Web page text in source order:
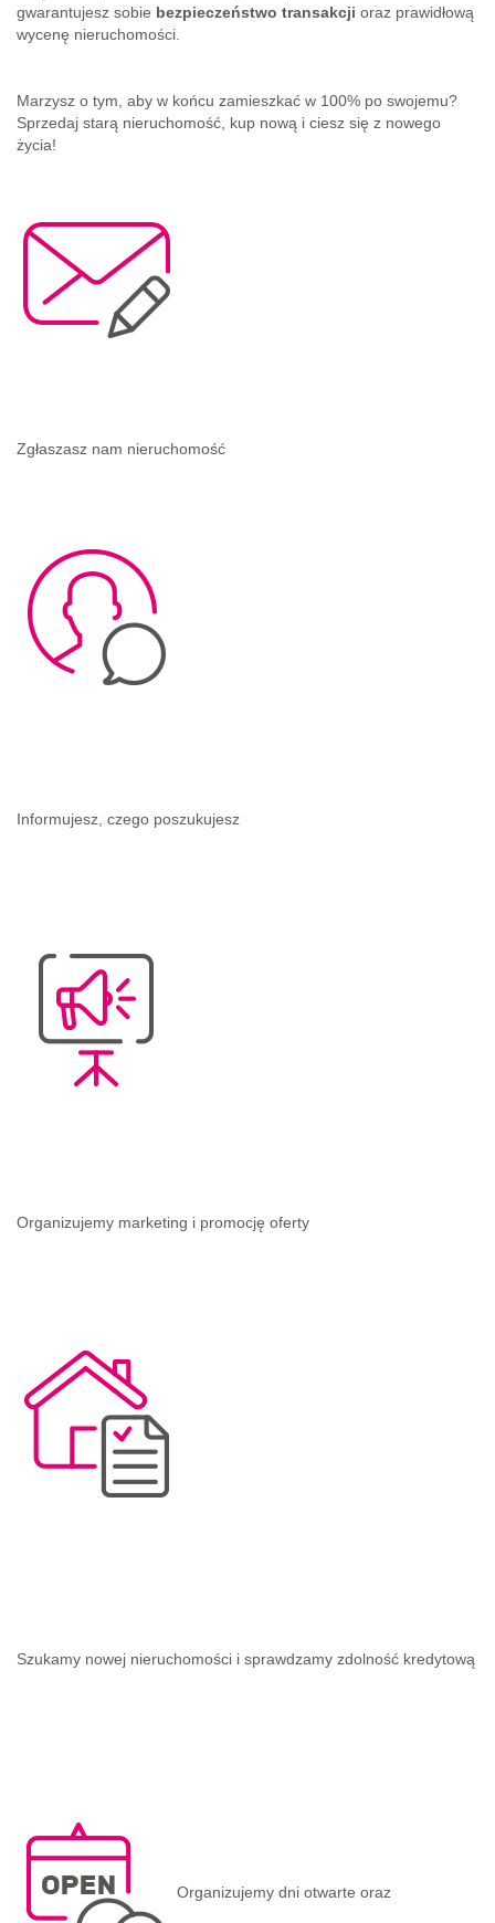
gwarantujesz sobie bezpieczeństwo transakcji oraz prawidłową
wycenę nieruchomości.
Marzysz o tym, aby w końcu zamieszkać w 100% po swojemu?
Sprzedaj starą nieruchomość, kup nową i ciesz się z nowego
życia!
Zgłaszasz nam nieruchomość
Informujesz, czego poszukujesz
Organizujemy marketing i promocję oferty
Szukamy nowej nieruchomości i sprawdzamy zdolność kredytową
Organizujemy dni otwarte oraz